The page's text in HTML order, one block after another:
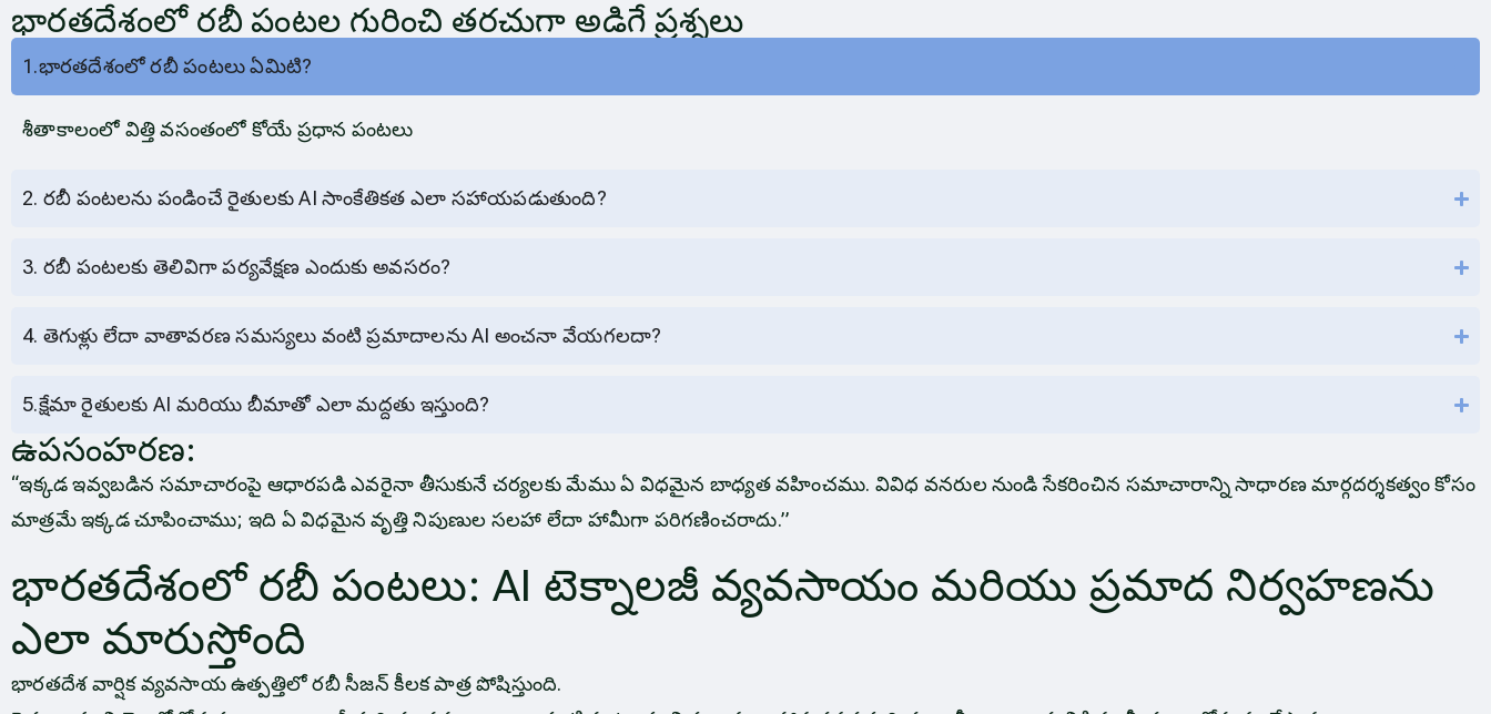
భారతదేశంలో రబీ పంటల గురించి తరచుగా అడిగే ప్రశ్నలు
1.భారతదేశంలో రబీ పంటలు ఏమిటి?
శీతాకాలంలో విత్తి వసంతంలో కోయే ప్రధాన పంటలు
2. రబీ పంటలను పండించే రైతులకు AI సాంకేతికత ఎలా సహాయపడుతుంది?
3. రబీ పంటలకు తెలివిగా పర్యవేక్షణ ఎందుకు అవసరం?
4. తెగుళ్లు లేదా వాతావరణ సమస్యలు వంటి ప్రమాదాలను AI అంచనా వేయగలదా?
5.క్షేమా రైతులకు AI మరియు బీమాతో ఎలా మద్దతు ఇస్తుంది?
ఉపసంహరణ:
“ఇక్కడ ఇవ్వబడిన సమాచారంపై ఆధారపడి ఎవరైనా తీసుకునే చర్యలకు మేము ఏ విధమైన బాధ్యత వహించము. వివిధ వనరుల నుండి సేకరించిన సమాచారాన్ని సాధారణ మార్గదర్శకత్వం కోసం
మాత్రమే ఇక్కడ చూపించాము; ఇది ఏ విధమైన వృత్తి నిపుణుల సలహా లేదా హామీగా పరిగణించరాదు.”
భారతదేశంలో రబీ పంటలు: AI టెక్నాలజీ వ్యవసాయం మరియు ప్రమాద నిర్వహణను
ఎలా మారుస్తోంది
భారతదేశ వార్షిక వ్యవసాయ ఉత్పత్తిలో రబీ సీజన్ కీలక పాత్ర పోషిస్తుంది.